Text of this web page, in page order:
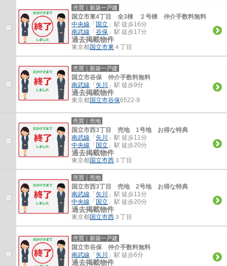
売買｜新築一戸建
国立市東4丁目 全3棟 ２号棟 仲介手数料無料
中央線 「 国立 」駅 徒歩16分
南武線 「 谷保 」駅 徒歩17分
過去掲載物件
東京都国立市東 ４丁目
売買｜新築一戸建
国立市谷保 仲介手数料無料
南武線 「 矢川 」駅 徒歩9分
過去掲載物件
東京都国立市谷保6522-9
売買｜売地
国立市西3丁目 売地 1号地 お得な特典
南武線 「 矢川
」駅 徒歩11分
中央線 「 国立 」駅 徒歩20分
過去掲載物件
東京都国立市西 ３丁目
売買｜売地
国立市西3丁目 売地 2号地 お得な特典
南武線 「 矢川
」駅 徒歩11分
中央線 「 国立 」駅 徒歩20分
過去掲載物件
東京都国立市西 ３丁目
売買｜新築一戸建
国立市谷保 仲介手数料無料
南武線 「 矢川 」駅 徒歩6分
過去掲載物件